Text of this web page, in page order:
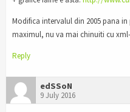
Modifica intervalul din 2005 pana
maximul, nu va mai chinuiti cu
Reply
edSSoN
9 July 2016